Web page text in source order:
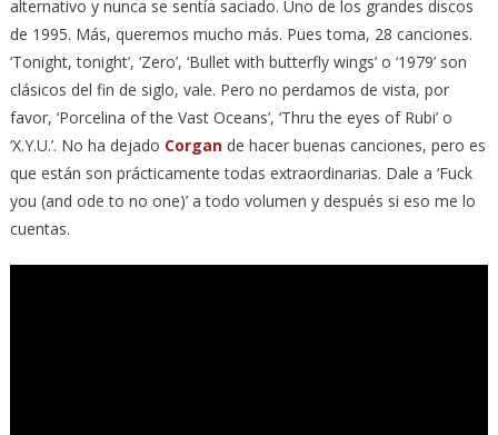
alternativo y nunca se sentía saciado. Uno de los grandes discos
de 1995. Más, queremos mucho más. Pues toma, 28 canciones.
‘Tonight, tonight’, ‘Zero’, ‘Bullet with butterfly wings’ o ‘1979’ son
clásicos del fin de siglo, vale. Pero no perdamos de vista, por
favor, ‘Porcelina of the Vast Oceans’, ‘Thru the eyes of Rubi’ o
‘X.Y.U.’. No ha dejado Corgande hacer buenas canciones, pero es
que están son prácticamente todas extraordinarias. Dale a ‘Fuck
you (and ode to no one)’ a todo volumen y después si eso me lo
cuentas.